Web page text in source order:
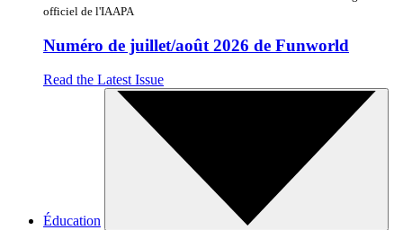
officiel de l'IAAPA
Numéro de juillet/août 2026 de Funworld
Read the Latest Issue
Éducation